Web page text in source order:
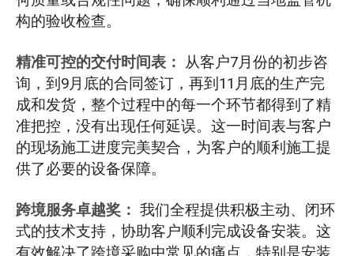
构的验收检查。
精准可控的交付时间表： 从客户7月份的初步咨
询，到9月底的合同签订，再到11月底的生产完
成和发货，整个过程中的每一个环节都得到了精
准把控，没有出现任何延误。这一时间表与客户
的现场施工进度完美契合，为客户的顺利施工提
供了必要的设备保障。
跨境服务卓越奖： 我们全程提供积极主动、闭环
式的技术支持，协助客户顺利完成设备安装。这